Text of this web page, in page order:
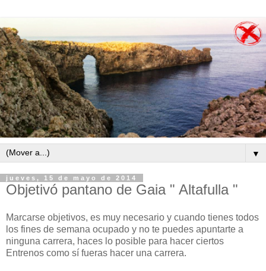
▼
jueves, 15 de mayo de 2014
Objetivó pantano de Gaia " Altafulla "
Marcarse objetivos, es muy necesario y cuando tienes todos
los fines de semana ocupado y no te puedes apuntarte a
ninguna carrera, haces lo posible para hacer ciertos
Entrenos como sí fueras hacer una carrera.